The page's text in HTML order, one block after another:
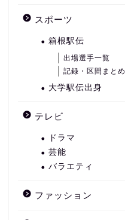
スポーツ
箱根駅伝
出場選手一覧
記録・区間まとめ
大学駅伝出身
テレビ
ドラマ
芸能
バラエティ
ファッション